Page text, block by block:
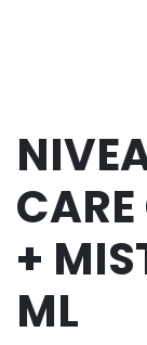
+
ML